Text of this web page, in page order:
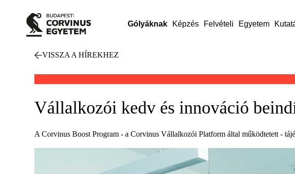
Gólyáknak Képzés Felvételi Egyetem
VISSZA A HÍREKHEZ
Vállalkozói kedv és innováció
A Corvinus Boost Program - a Corvinus Vállalkozói Platform által működtetett -